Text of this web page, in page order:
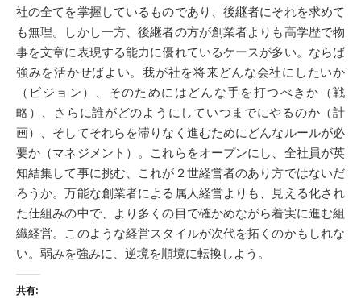
社の全てを掌握しているものであり、後継者にそれを求めて
も無理。しかし一方、後継者の方が創業者よりも高学歴で物
事を文章に表現する能力に優れているケースが多い。ならば
強みを活かせばよい。我が社を将来どんな会社にしたいか
（ビジョン）、そのためにはどんな手を打つべきか（戦
略）、さらに誰がどのようにしていつまでにやるのか（計
画）、そしてそれらを滞りなく進むためにどんなルールが必
要か（マネジメント）。これらをオープンにし、全社員が英
知結集して事に挑む、これが２世経営者のあり方ではないだ
ろうか。万能な創業者による属人経営よりも、見える化され
た仕組みの中で、より多くの目で確かめながら着実に進む組
織経営。このような経営スタイルが次代を拓くのかもしれな
い。弱みを強みに、逆境を順境に転換しよう。
共有: